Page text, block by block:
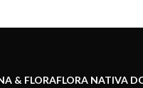
& FLORAFLORA NATIVA